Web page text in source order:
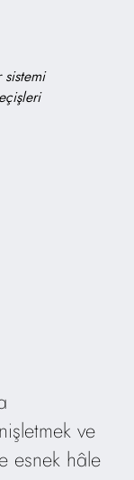
sistemi
ve
esnek hâle